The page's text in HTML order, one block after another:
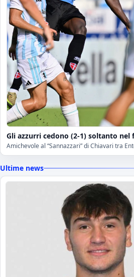
Gli azzurri cedono (2-1) soltanto nel
Amichevole al “Sannazzari” di Chiavari tra
Ultime news